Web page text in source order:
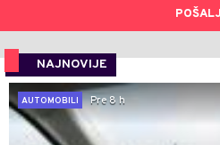
NAJNOVIJE
AUTOMOBILI
Pre 8 h